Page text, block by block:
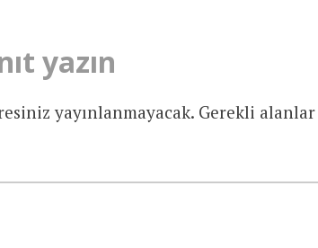
yazın
yayınlanmayacak. Gerekli alanlar